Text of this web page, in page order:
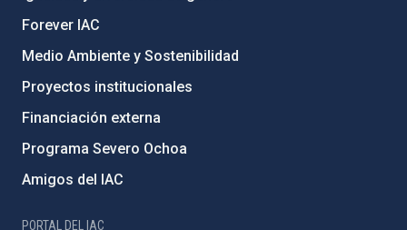
Forever IAC
Medio Ambiente y Sostenibilidad
Proyectos institucionales
Financiación externa
Programa Severo Ochoa
Amigos del IAC
PORTAL DEL IAC